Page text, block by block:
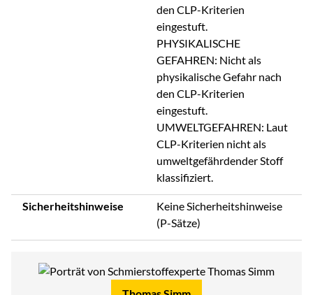
den CLP-Kriterien
eingestuft.
PHYSIKALISCHE
GEFAHREN: Nicht als
physikalische Gefahr nach
den CLP-Kriterien
eingestuft.
UMWELTGEFAHREN: Laut
CLP-Kriterien nicht als
umweltgefährdender Stoff
klassifiziert.
Sicherheitshinweise
Keine Sicherheitshinweise
(P-Sätze)